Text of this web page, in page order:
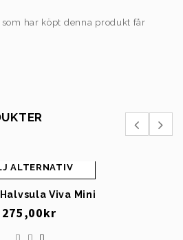
har köpt denna produkt får
Viva Mini
275,00kr
ALTERNATIV